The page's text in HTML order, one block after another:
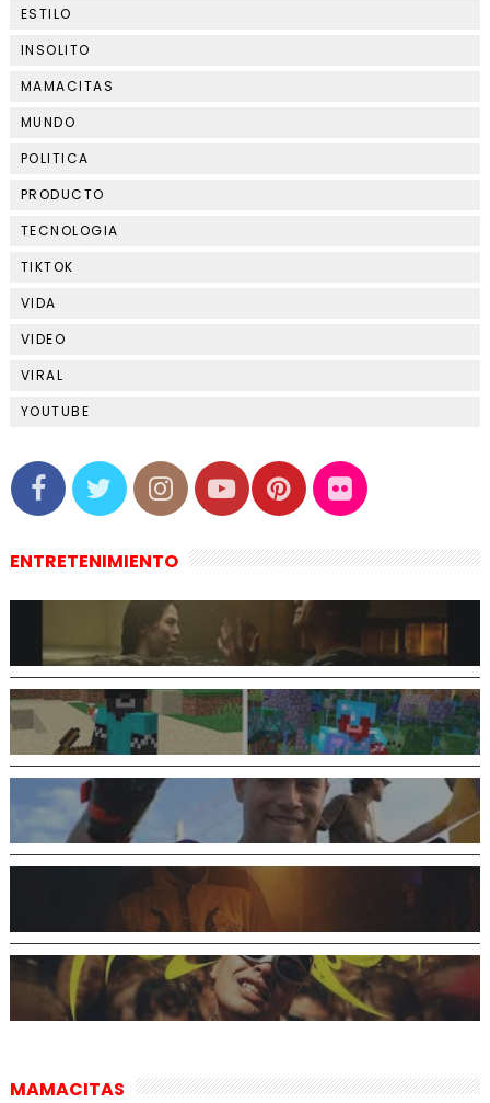
ESTILO
INSOLITO
MAMACITAS
MUNDO
POLITICA
PRODUCTO
TECNOLOGIA
TIKTOK
VIDA
VIDEO
VIRAL
YOUTUBE
ENTRETENIMIENTO
MAMACITAS